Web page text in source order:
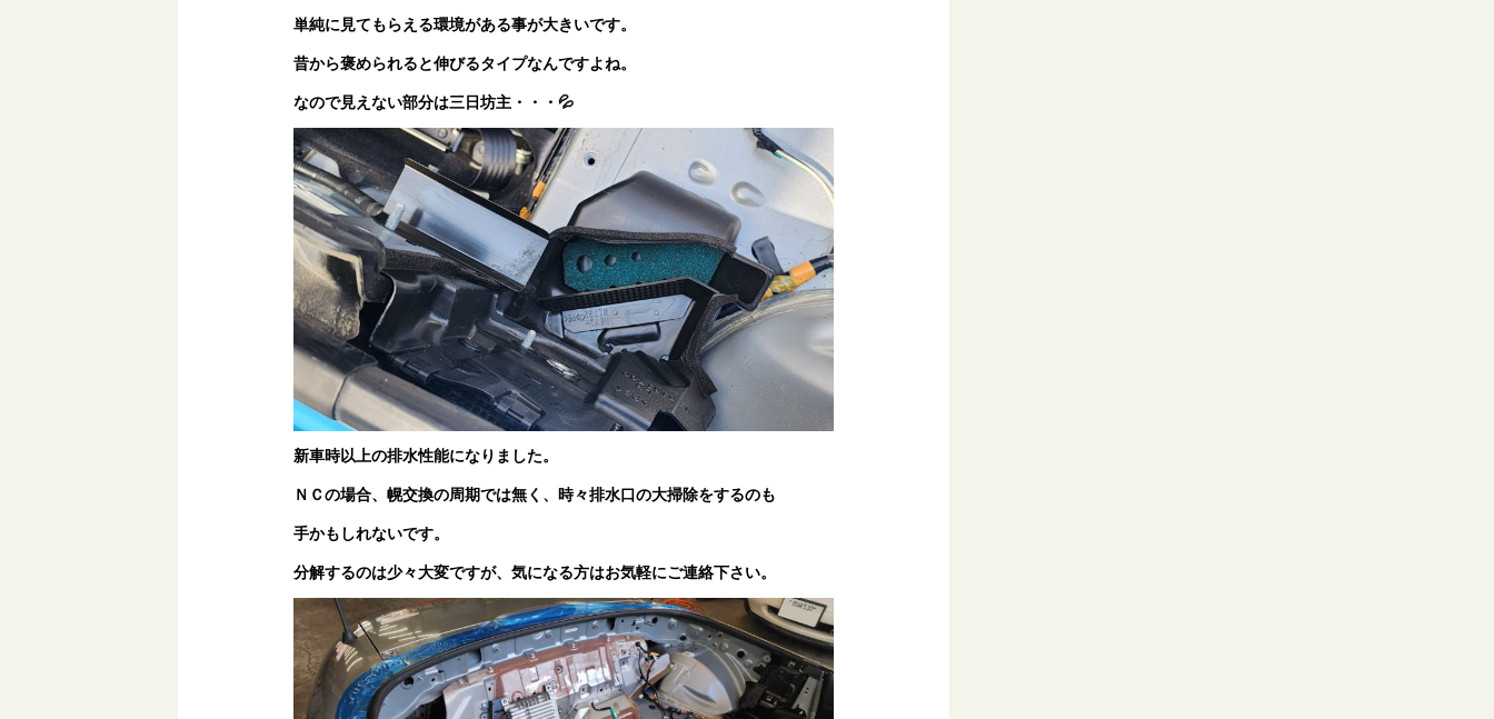
単純に見てもらえる環境がある事が大きいです。
昔から褒められると伸びるタイプなんですよね。
なので見えない部分は三日坊主・・・💦
新車時以上の排水性能になりました。
ＮＣの場合、幌交換の周期では無く、時々排水口の大掃除をするのも
手かもしれないです。
分解するのは少々大変ですが、気になる方はお気軽にご連絡下さい。